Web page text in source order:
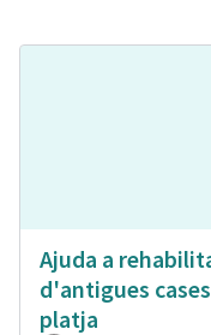
Ajuda a
d'antigues
platja